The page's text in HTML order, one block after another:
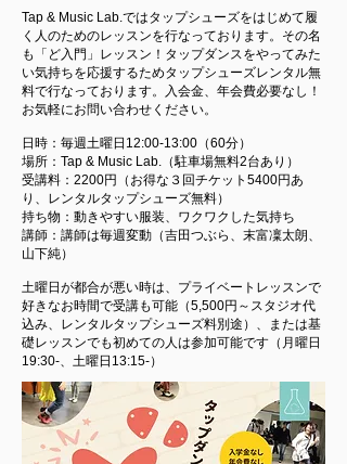
Tap & Music Lab.ではタップシューズをはじめて履
く人のためのレッスンを行なっております。その名
も「ど入門」レッスン！タップダンスをやってみた
い気持ちを応援するためタップシューズレンタル無
料で行なっております。入会金、年会費必要なし！
お気軽にお問い合わせください。
日時：毎週土曜日12:00-13:00（60分）
場所：Tap & Music Lab.（駐車場無料2台あり）
受講料：2200円（お得な３回チケット5400円あ
り、レンタルタップシューズ無料）
持ち物：動きやすい服装、ワクワクした気持ち
講師：講師は毎週変動（吉田つぶら、末富凜太朗、
山下純）
土曜日が都合が悪い時は、プライベートレッスンで
好きなお時間で受講も可能（5,500円～スタジオ代
込み、レンタルタップシューズ料別途）、または基
礎レッスンでも初めての人は参加可能です（月曜日
19:30-、土曜日13:15-）